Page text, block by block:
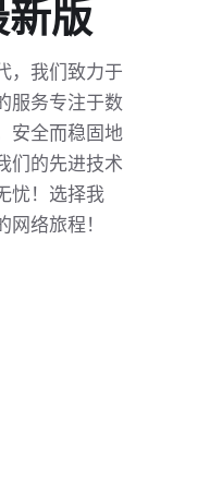
版
，我们致力于
服务专注于数
安全而稳固地
们的先进技术
忧！选择我
络旅程！